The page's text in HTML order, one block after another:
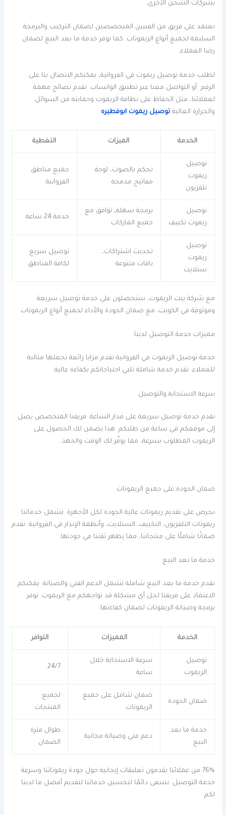
بشركات الشحن الأخرى.
نعتمد على فريق من الفنيين المتخصصين لضمان التركيب والبرمجة
السليمة لجميع أنواع الريموتات. كما نوفر خدمة ما بعد البيع لضمان
رضا العملاء.
لطلب خدمة توصيل ريموت في الفروانية، يمكنكم الاتصال بنا على
الرقم أو التواصل معنا عبر تطبيق الواتساب. نقدم نصائح مهمة
لعملائنا، مثل الحفاظ على نظافة الريموت وحمايته من السوائل
والحرارة العاليةتوصيل ريموت ابوفطيره .
الخدمة الميزات التغطية
توصيل
ريموت
تلفزيون
تحكم بالصوت، لوحة
مفاتيح مدمجة
جميع مناطق
الفروانية
توصيل
ريموت تكييف
برمجة سهلة، توافق مع
جميع الماركات
خدمة 24 ساعة
توصيل
ريموت
ستلايت
تحديث اشتراكات،
باقات متنوعة
توصيل سريع
لكافة المناطق
مع شركة بيت الريموت، ستحصلون على خدمة توصيل سريعة
وموثوقة في الكويت، مع ضمان الجودة والأداء لجميع أنواع الريموتات.
مميزات خدمة التوصيل لدينا
خدمة توصيل الريموت في الفروانية تقدم مزايا رائعة تجعلها مثالية
للعملاء. نقدم خدمة شاملة تلبي احتياجاتكم بكفاءة عالية.
سرعة الاستجابة والتوصيل
نقدم خدمة توصيل سريعة على مدار الساعة. فريقنا المتخصص يصل
إلى موقعكم في ساعة من طلبكم. هذا يضمن لك الحصول على
الريموت المطلوب بسرعة، مما يوفّر لك الوقت والجهد.
ضمان الجودة على جميع الريموتات
نحرص على تقديم ريموتات عالية الجودة لكل الأجهزة. تشمل خدماتنا
ريموتات التلفزيون، التكييف، الستلايت، وأنظمة الإنذار في الفروانية. نقدم
ضمانًا شاملًا على منتجاتنا، مما يظهر ثقتنا في جودتها.
خدمة ما بعد البيع
نقدم خدمة ما بعد البيع شاملة تشمل الدعم الفني والصيانة. يمكنكم
الاعتماد على فريقنا لحل أي مشكلة قد تواجهكم مع الريموت. نوفر
برمجة وصيانة الريموتات لضمان كفاءتها.
الخدمة المميزات التوافر
توصيل
الريموت
سرعة الاستجابة خلال
ساعة
24/7
ضمان الجودة
ضمان شامل على جميع
الريموتات
لجميع
المنتجات
خدمة ما بعد
البيع
دعم فني وصيانة مجانية
طوال فترة
الضمان
76% من عملائنا يقدمون تعليقات إيجابية حول جودة ريموتاتنا وسرعة
خدمة التوصيل. نسعى دائمًا لتحسين خدماتنا لتقديم أفضل ما لدينا
لكم.